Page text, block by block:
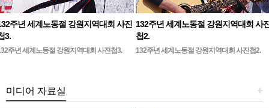
주년 세계노동절 강원지역대회 사진
3.
주년 세계노동절 강원지역대회 사진첩3.
132주년 세계노동절 강원지역대회 사
첩2.
132주년 세계노동절 강원지역대회 사진첩2.
+
미디어 자료실